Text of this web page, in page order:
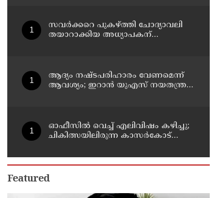
സവര്‍ക്കറെ പുകഴ്ത്തി ചോദ്യാവലി
തയാറാക്കിയ അധ്യാപകന്
ആദ്യം നഷ്ടപരിഹാരം വേണമെന്ന്
ആവശ്യം; ഇറാന്‍ യുഎസ് നയതന്ത്ര
ഓഫീസില്‍ വെച്ച് എലിവിഷം കഴിച്ചു;
ചികിത്സയിലിരുന്ന കാസര്‍കോട്
Featured